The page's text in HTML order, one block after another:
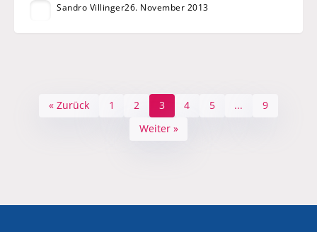
Sandro Villinger26. November 2013
« Zurück 1 2 3 4 5 ...
9
Weiter »